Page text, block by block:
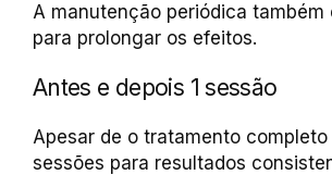
A manutenção periódica também
para prolongar os efeitos.
Antes e depois 1 sessão
Apesar de o tratamento
sessões para resultados